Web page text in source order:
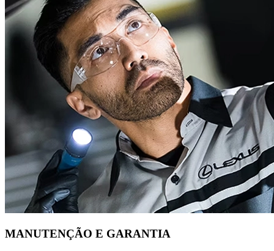
MANUTENÇÃO E GARANTIA